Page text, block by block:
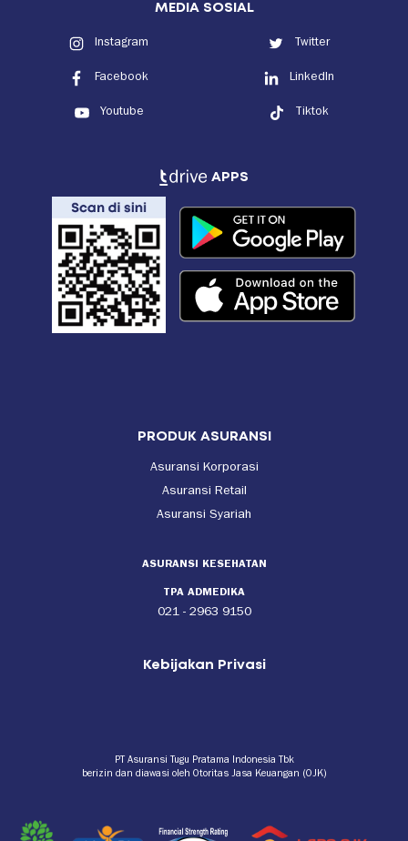
MEDIA SOSIAL
Instagram Twitter
Facebook LinkedIn
Youtube Tiktok
APPS
PRODUK ASURANSI
Asuransi Korporasi
Asuransi Retail
Asuransi Syariah
ASURANSI KESEHATAN
TPA ADMEDIKA
021 - 2963 9150
Kebijakan Privasi
PT Asuransi Tugu Pratama Indonesia Tbk
berizin dan diawasi oleh Otoritas Jasa Keuangan (OJK)